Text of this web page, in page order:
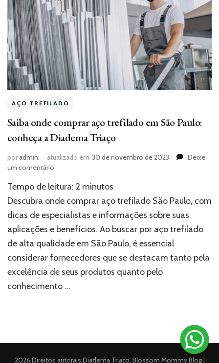
AÇO TREFILADO
Saiba onde comprar aço trefilado em São Paulo:
conheça a Diadema Triaço
poradmin atualizado em 30 de novembro de 2023
Deixe
um comentário
onde
comprar
trefilado
em
São
Paulo:
conheça
a
Triaço
Tempo de leitura: 2 minutos
Descubra onde comprar aço trefilado São Paulo, com
dicas de especialistas e informações sobre suas
aplicações e benefícios. Ao buscar por aço trefilado
de alta qualidade em São Paulo, é essencial
considerar fornecedores que se destacam tanto pela
excelência de seus produtos quanto pelo
conhecimento …
2026 Direitos autorais Diadema Triaço. Blossom Mommy Blog |